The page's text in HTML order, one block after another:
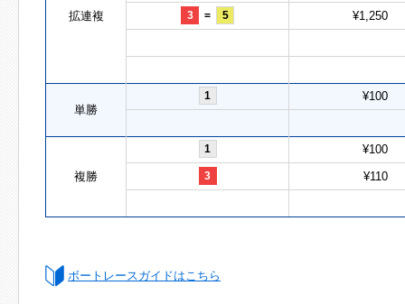
拡連複 3 = 5 ¥1,250
単勝
1 ¥100
複勝
1 ¥100
3 ¥110
ボートレースガイドはこちら